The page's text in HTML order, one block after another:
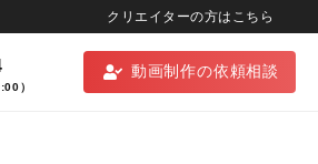
クリエイターの方はこちら
動画制作の依頼相談
）